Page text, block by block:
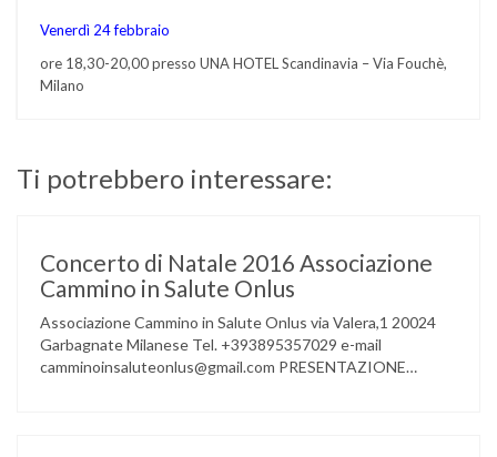
Venerdì 24 febbraio
ore 18,30-20,00 presso UNA HOTEL Scandinavia – Via Fouchè,
Milano
Ti potrebbero interessare:
Concerto di Natale 2016 Associazione
Cammino in Salute Onlus
Associazione Cammino in Salute Onlus via Valera,1 20024
Garbagnate Milanese Tel. +393895357029 e-mail
camminoinsaluteonlus@gmail.com PRESENTAZIONE